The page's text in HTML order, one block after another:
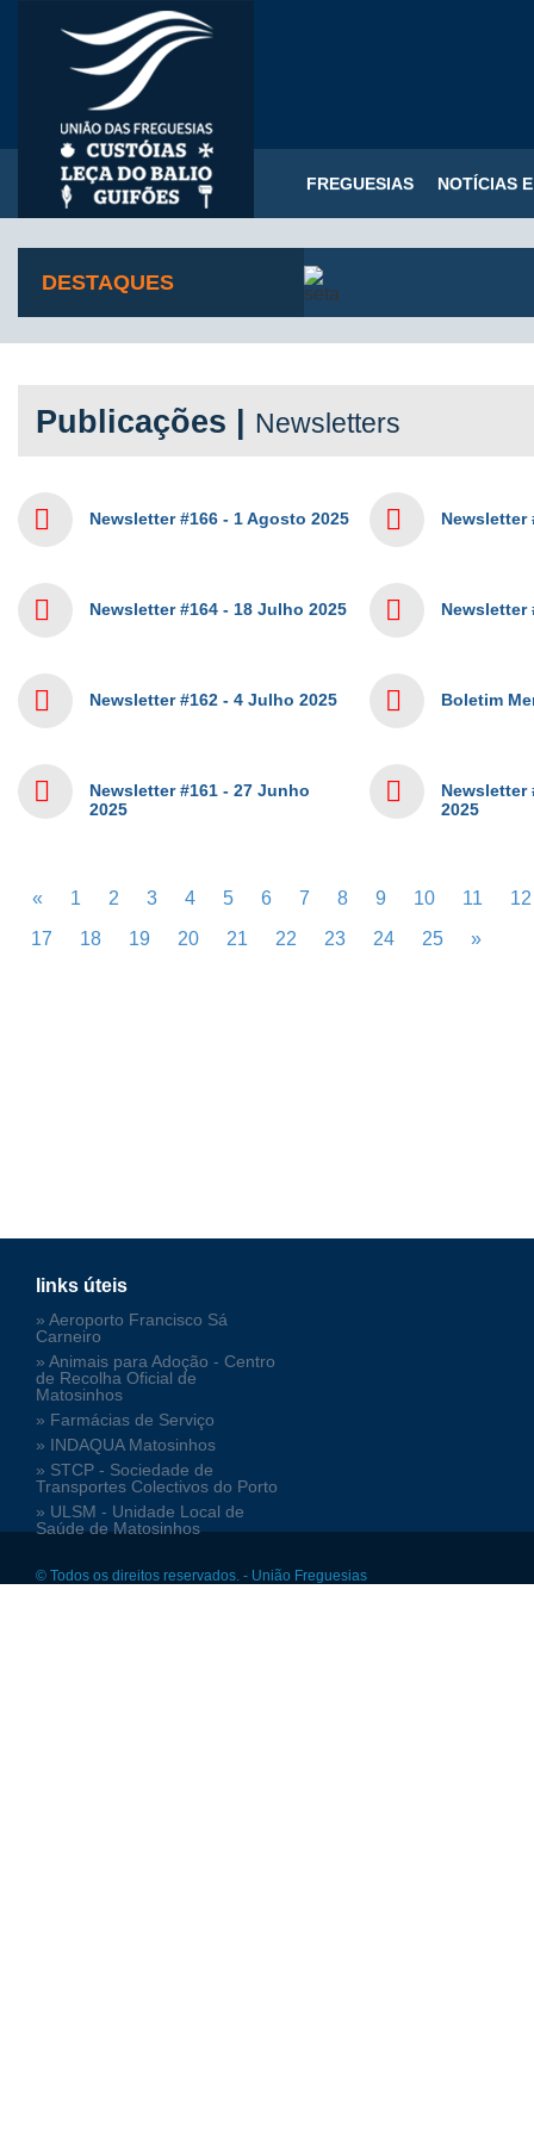
FREGUESIAS NOTÍCIAS
DESTAQUES
Publicações | Newsletters
Newsletter #166 - 1 Agosto 2025 Newsletter
Newsletter #164 - 18 Julho 2025 Newsletter
Newsletter #162 - 4 Julho 2025 Boletim
Newsletter #161 - 27 Junho
2025
Newsletter
2025
« 1 2 3 4 5 6 7 8 9 10 11
12
17
18 19 20 21 22 23 24 25 »
links úteis
» Aeroporto Francisco Sá
Carneiro
» Animais para Adoção - Centro
de Recolha Oficial de
Matosinhos
» Farmácias de Serviço
» INDAQUA Matosinhos
» STCP - Sociedade de
Transportes Colectivos do Porto
» ULSM - Unidade Local de
Saúde de Matosinhos
© Todos os direitos reservados. - União Freguesias